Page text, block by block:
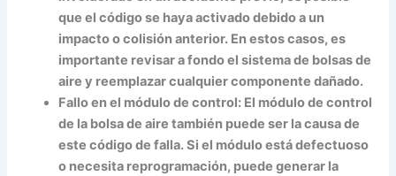
que el código se haya activado debido a un
impacto o colisión anterior. En estos casos, es
importante revisar a fondo el sistema de bolsas de
aire y reemplazar cualquier componente dañado.
Fallo en el módulo de control: El módulo de control
de la bolsa de aire también puede ser la causa de
este código de falla. Si el módulo está defectuoso
o necesita reprogramación, puede generar la